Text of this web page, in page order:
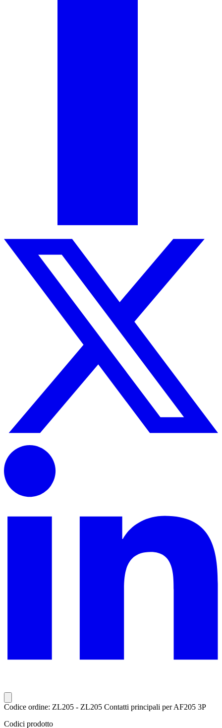
Codice ordine: ZL205 - ZL205 Contatti principali per AF205 3P
Codici prodotto